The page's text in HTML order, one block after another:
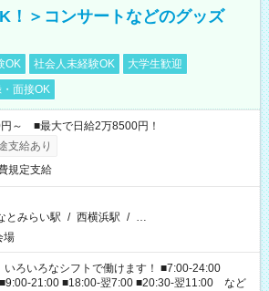
！＞コンサートなどのグッズ
OK 社会人未経験OK
大学生歓迎
面接OK
～ ■最大で日給2万8500円！
支給あり
規定支給
とみらい駅 / 西横浜駅 / …
場
いろいろなシフトで働けます！ ■7:00-24:00
21:00 ■18:00-翌7:00 ■20:30-翌11:00 など